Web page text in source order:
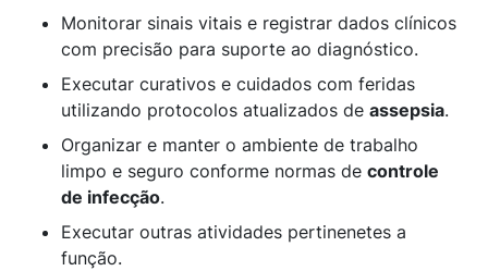
Monitorar sinais vitais e registrar dados clínicos
com precisão para suporte ao diagnóstico.
Executar curativos e cuidados com feridas
utilizando protocolos atualizados de assepsia.
Organizar e manter o ambiente de trabalho
limpo e seguro conforme normas de controle
de infecção.
Executar outras atividades pertinenetes a
função.